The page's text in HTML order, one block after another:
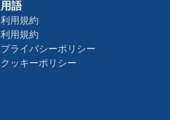
用語
利用規約
利用規約
プライバシーポリシー
クッキーポリシー